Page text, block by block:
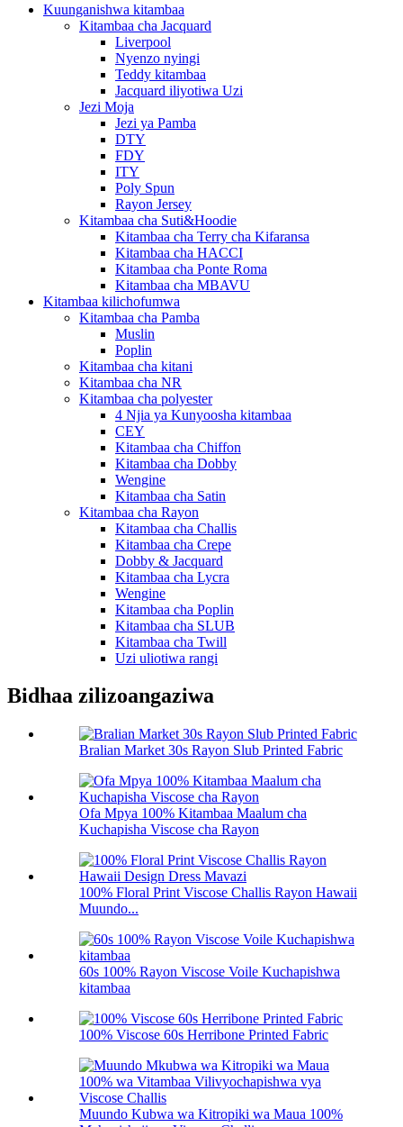
Kuunganishwa kitambaa
Kitambaa cha Jacquard
Liverpool
Nyenzo nyingi
Teddy kitambaa
Jacquard iliyotiwa Uzi
Jezi Moja
Jezi ya Pamba
DTY
FDY
ITY
Poly Spun
Rayon Jersey
Kitambaa cha Suti&Hoodie
Kitambaa cha Terry cha Kifaransa
Kitambaa cha HACCI
Kitambaa cha Ponte Roma
Kitambaa cha MBAVU
Kitambaa kilichofumwa
Kitambaa cha Pamba
Muslin
Poplin
Kitambaa cha kitani
Kitambaa cha NR
Kitambaa cha polyester
4 Njia ya Kunyoosha kitambaa
CEY
Kitambaa cha Chiffon
Kitambaa cha Dobby
Wengine
Kitambaa cha Satin
Kitambaa cha Rayon
Kitambaa cha Challis
Kitambaa cha Crepe
Dobby & Jacquard
Kitambaa cha Lycra
Wengine
Kitambaa cha Poplin
Kitambaa cha SLUB
Kitambaa cha Twill
Uzi uliotiwa rangi
Bidhaa zilizoangaziwa
Bralian Market 30s Rayon Slub Printed Fabric
Ofa Mpya 100% Kitambaa Maalum cha
Kuchapisha Viscose cha Rayon
100% Floral Print Viscose Challis Rayon Hawaii
Muundo...
60s 100% Rayon Viscose Voile Kuchapishwa
kitambaa
100% Viscose 60s Herribone Printed Fabric
Muundo Kubwa wa Kitropiki wa Maua 100%